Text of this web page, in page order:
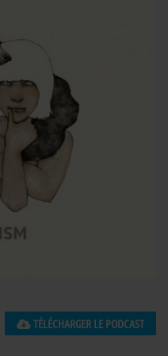
TÉLÉCHARGER LE PODCAST